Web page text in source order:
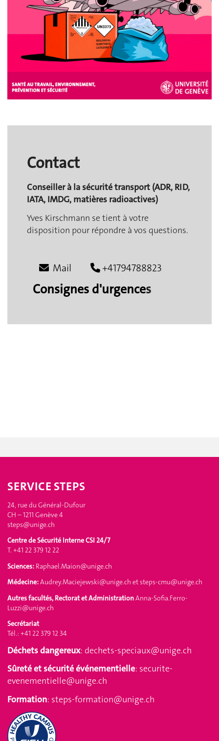
Contact
Conseiller à la sécurité transport (ADR, RID,
IATA, IMDG, matières radioactives)
Yves Kirschmann se tient à votre
disposition pour répondre à vos questions.
Mail +41794788823
Consignes d'urgences
SERVICE STEPS
24, rue du Général-Dufour
CH – 1211 Genève 4
steps@unige.ch
Centre de Sécurité Interne CSI 24/7
T. +41 22 379 12 22
Sciences: Raphael.Maion@unige.ch
Médecine:Audrey.Maciejewski@unige.ch etsteps-cmu@unige.ch
Autres facultés, Rectorat et AdministrationAnna-Sofia.Ferro-
Luzzi@unige.ch
Secrétariat
Tél.: +41 22 379 12 34
Déchets dangereux: dechets-speciaux@unige.ch
Sûreté et sécurité événementielle: securite-
evenementielle@unige.ch
Formation: steps-formation@unige.ch